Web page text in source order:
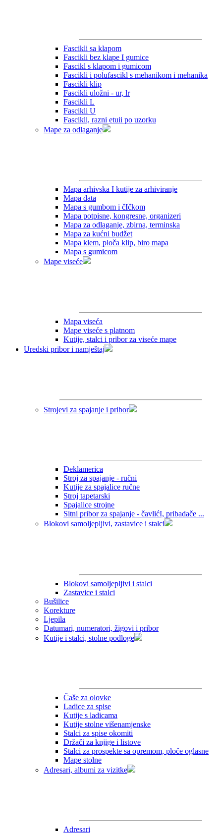
Fascikli sa klapom
Fascikli bez klape I gumice
Fascikl s klapom i gumicom
Fascikli i polufascikl s mehanikom i mehanika
Fascikli klip
Fascikli uložni - ur, lr
Fascikli L
Fascikli U
Fascikli, razni etuii po uzorku
Mape za odlaganje
Mapa arhivska I kutije za arhiviranje
Mapa data
Mapa s gumbom i čIčkom
Mapa potpisne, kongresne, organizeri
Mapa za odlaganje, zbirna, terminska
Mapa za kućni budžet
Mapa klem, ploča klip, biro mapa
Mapa s gumicom
Mape viseće
Mapa viseća
Mape viseće s platnom
Kutije, stalci i pribor za viseće mape
Uredski pribor i namještaj
Strojevi za spajanje i pribor
Deklamerica
Stroj za spajanje - ručni
Kutije za spajalice ručne
Stroj tapetarski
Spajalice strojne
Sitni pribor za spajanje - čavlićI, pribadače ...
Blokovi samoljepljivi, zastavice i stalci
Blokovi samoljepljivi i stalci
Zastavice i stalci
Bušilice
Korekture
Ljepila
Datumari, numeratori, žigovi i pribor
Kutije i stalci, stolne podloge
Čaše za olovke
Ladice za spise
Kutije s ladicama
Kutije stolne višenamjenske
Stalci za spise okomiti
Držači za knjige i listove
Stalci za prospekte sa opremom, ploče oglasne
Mape stolne
Adresari, albumi za vizitke
Adresari